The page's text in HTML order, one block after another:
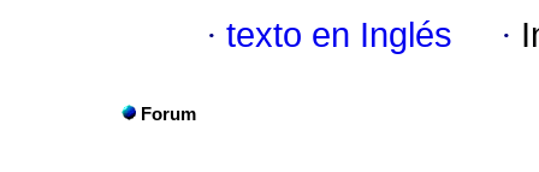
· texto en Inglés ·
Forum